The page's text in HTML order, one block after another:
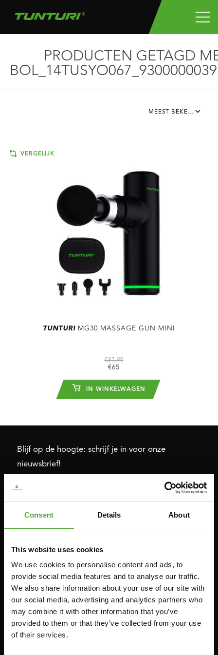
Consent Details About
This website uses cookies
We use cookies to personalise content and ads, to
provide social media features and to analyse our traffic.
We also share information about your use of our site with
our social media, advertising and analytics partners who
may combine it with other information that you’ve
provided to them or that they’ve collected from your use
of their services.
PRODUCTEN GETAGD
MEEST BEKEKEN
VERGELIJK
TUNTURI MG30 MASSAGE GUN MINI
€87,99
€65
IN WINKELWAGEN
Blijf op de hoogte: schrijf je in voor onze
nieuwsbrief!
HOMETRAINERS
CROSSTRAINERS
SPRINTER BIKES
ROEITRAINERS
LOOPBANDEN
POWER TOWERS
VLAKKE BANKEN
KRACHT STATIONS
SMITH MACHINES
PULLEY STATIONS
VERSTELBARE BANKEN